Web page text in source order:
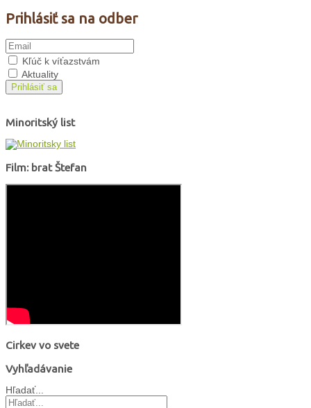
Prihlásiť sa na odber
Kľúč k víťazstvám
Aktuality
Prihlásiť sa
Minoritský list
Film: brat Štefan
Cirkev vo svete
Vyhľadávanie
Hľadať...